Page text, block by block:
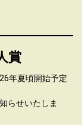
賞
年夏頃開始予定
らせいたしま